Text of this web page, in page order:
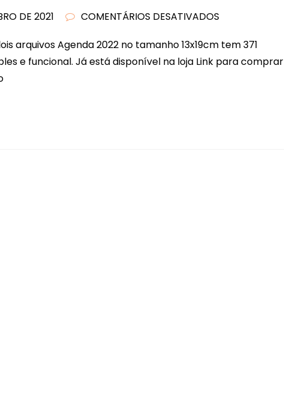
DE 2021 COMENTÁRIOS DESATIVADOS
PLANNER
2022
arquivos Agenda 2022 no tamanho 13x19cm tem 371
e funcional. Já está disponível na loja Link para comprar